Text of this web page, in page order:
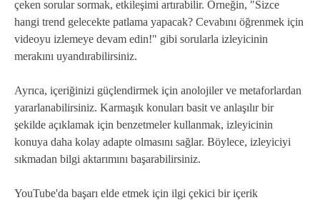
çeken sorular sormak, etkileşimi artırabilir. Örneğin, "Sizce
hangi trend gelecekte patlama yapacak? Cevabını öğrenmek için
videoyu izlemeye devam edin!" gibi sorularla izleyicinin
merakını uyandırabilirsiniz.
Ayrıca, içeriğinizi güçlendirmek için anolojiler ve metaforlardan
yararlanabilirsiniz. Karmaşık konuları basit ve anlaşılır bir
şekilde açıklamak için benzetmeler kullanmak, izleyicinin
konuya daha kolay adapte olmasını sağlar. Böylece, izleyiciyi
sıkmadan bilgi aktarımını başarabilirsiniz.
YouTube'da başarı elde etmek için ilgi çekici bir içerik